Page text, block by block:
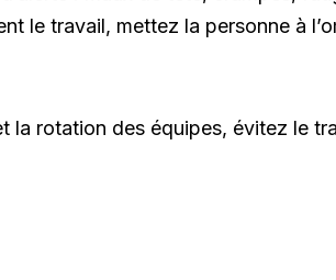
le travail, mettez la personne à
la rotation des équipes, évitez le